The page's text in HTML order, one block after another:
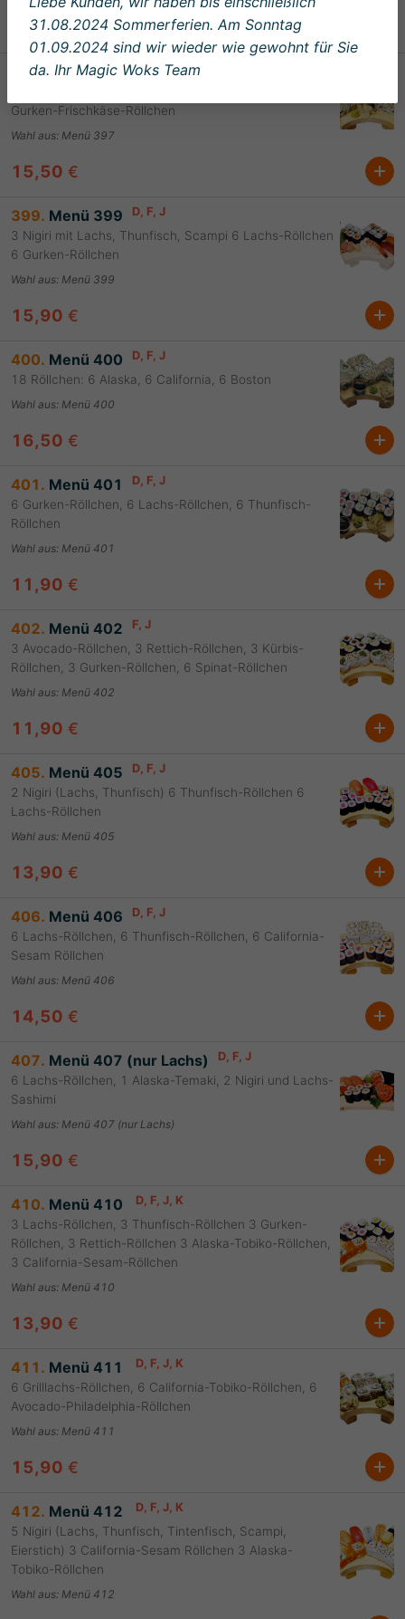
14,90 €
397. Menü 397 D, F, G, J
Gurken-Frischkäse-Röllchen
Wahl aus: Menü 397
15,50 €
399. Menü 399 D , F , J
3 Nigiri mit Lachs, Thunfisch, Scampi 6 Lachs-Röllchen
6 Gurken-Röllchen
Wahl aus: Menü 399
15,90 €
400. Menü 400 D , F , J
18 Röllchen: 6 Alaska, 6 California, 6 Boston
Wahl aus: Menü 400
16,50 €
401. Menü 401 D , F , J
6 Gurken-Röllchen, 6 Lachs-Röllchen, 6 Thunfisch-
Röllchen
Wahl aus: Menü 401
11,90 €
402. Menü 402 F , J
3 Avocado-Röllchen, 3 Rettich-Röllchen, 3 Kürbis-
Röllchen, 3 Gurken-Röllchen, 6 Spinat-Röllchen
Wahl aus: Menü 402
11,90 €
405. Menü 405 D , F , J
2 Nigiri (Lachs, Thunfisch) 6 Thunfisch-Röllchen 6
Lachs-Röllchen
Wahl aus: Menü 405
13,90 €
406. Menü 406 D , F , J
6 Lachs-Röllchen, 6 Thunfisch-Röllchen, 6 California-
Sesam Röllchen
Wahl aus: Menü 406
14,50 €
407. Menü 407 (nur Lachs) D , F , J
6 Lachs-Röllchen, 1 Alaska-Temaki, 2 Nigiri und Lachs-
Sashimi
Wahl aus: Menü 407 (nur Lachs)
15,90 €
410. Menü 410 D , F , J , K
3 Lachs-Röllchen, 3 Thunfisch-Röllchen 3 Gurken-
Röllchen, 3 Rettich-Röllchen 3 Alaska-Tobiko-Röllchen,
3 California-Sesam-Röllchen
Wahl aus: Menü 410
13,90 €
411. Menü 411 D , F , J , K
6 Grilllachs-Röllchen, 6 California-Tobiko-Röllchen, 6
Avocado-Philadelphia-Röllchen
Wahl aus: Menü 411
15,90 €
412. Menü 412 D , F , J , K
5 Nigiri (Lachs, Thunfisch, Tintenfisch, Scampi,
Eierstich) 3 California-Sesam Röllchen 3 Alaska-
Tobiko-Röllchen
Wahl aus: Menü 412
31.08.2024 Sommerferien. Am Sonntag
01.09.2024 sind wir wieder wie gewohnt für Sie
da. Ihr Magic Woks Team